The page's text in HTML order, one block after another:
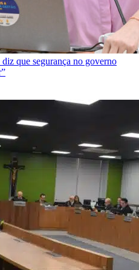
que segurança no governo